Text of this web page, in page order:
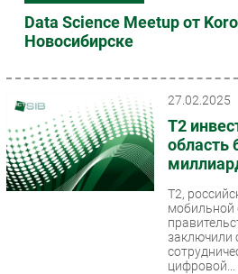
Data Science Meetup от
Новосибирске
27.02.2025
Т2
область
T2,
мобильной
заключили
цифровой...